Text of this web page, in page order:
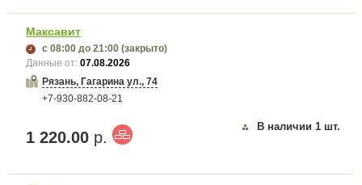
Максавит
с 08:00 до 21:00 (закрыто)
Данные от:07.08.2026
Рязань, Гагарина ул., 74
+7-930-882-08-21
1 220.00 р.
В наличии 1 шт.